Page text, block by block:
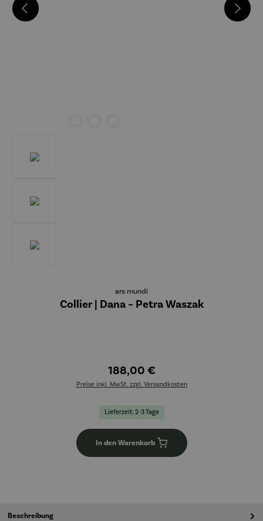
ars mundi
Collier | Dana – Petra Waszak
188,00 €
Preise inkl. MwSt. zzgl. Versandkosten
Lieferzeit: 2-3 Tage
In den Warenkorb
Beschreibung